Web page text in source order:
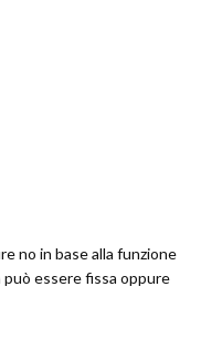
no in base alla funzione
essere fissa oppure